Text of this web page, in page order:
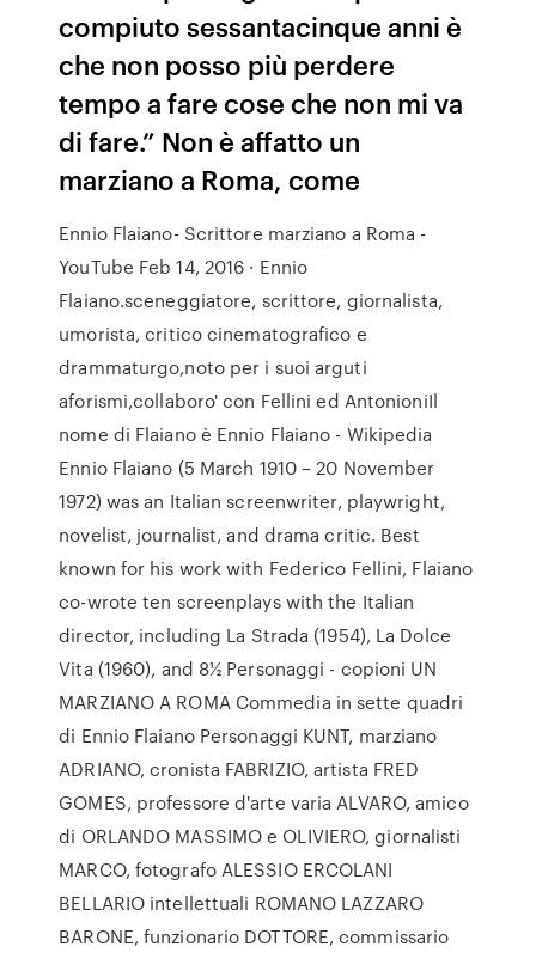
compiuto sessantacinque anni è
che non posso più perdere
tempo a fare cose che non mi va
di fare.” Non è affatto un
marziano a Roma, come
Ennio Flaiano- Scrittore marziano a Roma -
YouTube Feb 14, 2016 · Ennio
Flaiano.sceneggiatore, scrittore, giornalista,
umorista, critico cinematografico e
drammaturgo,noto per i suoi arguti
aforismi,collaboro' con Fellini ed AntonioniIl
nome di Flaiano è Ennio Flaiano - Wikipedia
Ennio Flaiano (5 March 1910 – 20 November
1972) was an Italian screenwriter, playwright,
novelist, journalist, and drama critic. Best
known for his work with Federico Fellini, Flaiano
co-wrote ten screenplays with the Italian
director, including La Strada (1954), La Dolce
Vita (1960), and 8½ Personaggi - copioni UN
MARZIANO A ROMA Commedia in sette quadri
di Ennio Flaiano Personaggi KUNT, marziano
ADRIANO, cronista FABRIZIO, artista FRED
GOMES, professore d'arte varia ALVARO, amico
di ORLANDO MASSIMO e OLIVIERO, giornalisti
MARCO, fotografo ALESSIO ERCOLANI
BELLARIO intellettuali ROMANO LAZZARO
BARONE, funzionario DOTTORE, commissario